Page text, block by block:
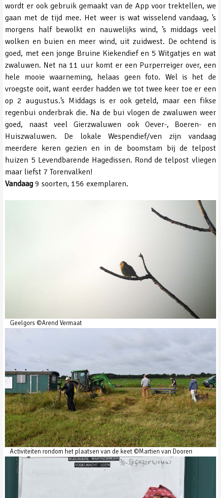
wordt er ook gebruik gemaakt van de App voor trektellen, we
gaan met de tijd mee. Het weer is wat wisselend vandaag, ’s
morgens half bewolkt en nauwelijks wind, ’s middags veel
wolken en buien en meer wind, uit zuidwest. De ochtend is
goed, met een jonge Bruine Kiekendief en 5 Witgatjes en wat
zwaluwen. Net na 11 uur komt er een Purperreiger over, een
hele mooie waarneming, helaas geen foto. Wel is het de
vroegste ooit, want eerder hadden we tot twee keer toe er een
op 2 augustus.’s Middags is er ook geteld, maar een fikse
regenbui onderbrak die. Na de bui vlogen de zwaluwen weer
goed, naast veel Gierzwaluwen ook Oever-, Boeren- en
Huiszwaluwen. De lokale Wespendief/ven zijn vandaag
meerdere keren gezien en in de boomstam bij de telpost
huizen 5 Levendbarende Hagedissen. Rond de telpost vliegen
maar liefst 7 Torenvalken!
Vandaag 9 soorten, 156 exemplaren.
Geelgors ©Arend Vermaat
Activiteiten rondom het plaatsen van de keet ©Martien van Dooren